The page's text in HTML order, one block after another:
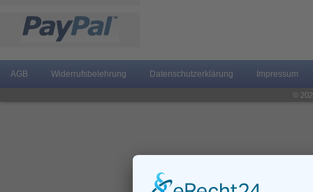
AGB Widerrufsbelehrung Datenschutzerklärung Impressum
©